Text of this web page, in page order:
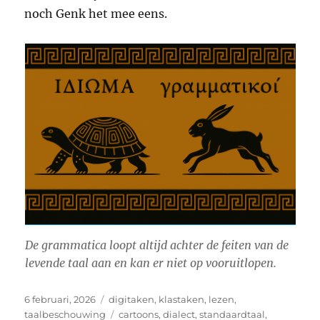
noch Genk het mee eens.
De grammatica loopt altijd achter de feiten van de
levende taal aan en kan er niet op vooruitlopen.
Geplaatst
op
6 februari, 2026 Categorieën
digitaken, klastaken, lezen,
taalbeschouwing
Tags
cartoons,dialect,standaardtaal,